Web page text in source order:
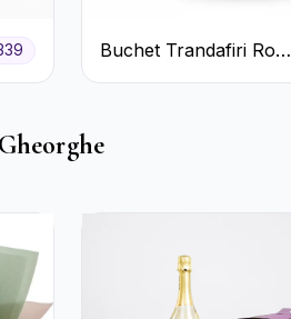
Buchet Trandafiri Roșii
Gerbera și Verdeață